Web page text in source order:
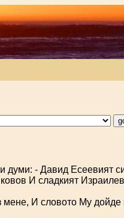
думи: - Давид Есеевият
И сладкият
мене, И словото Му дойде